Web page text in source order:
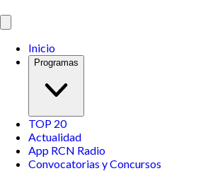
Inicio
Programas
TOP 20
Actualidad
App RCN Radio
Convocatorias y Concursos